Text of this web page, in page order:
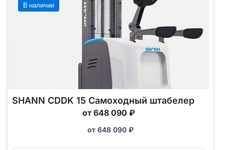
В наличии
SHANN CDDK 15 Самоходный штабелер
от 648 090 ₽
от 648 090 ₽